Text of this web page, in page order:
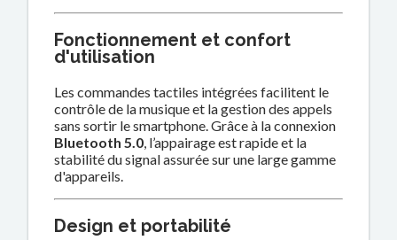
Fonctionnement et confort
d'utilisation
Les commandes tactiles intégrées facilitent le
contrôle de la musique et la gestion des appels
sans sortir le smartphone. Grâce à la connexion
Bluetooth 5.0, l’appairage est rapide et la
stabilité du signal assurée sur une large gamme
d'appareils.
Design et portabilité